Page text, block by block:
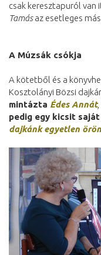
csak keresztapuról van
Tamásaz esetleges
A Múzsák csókja
A kötetből és a
Kosztolányi Bözsi
mintázta Édes Annát
pedig egy kicsit
dajkánk egyetlen